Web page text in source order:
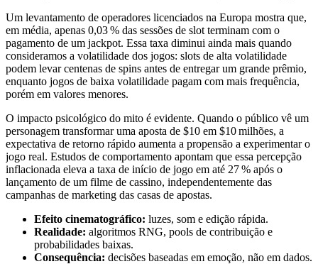
Um levantamento de operadores licenciados na Europa mostra que,
em média, apenas 0,03 % das sessões de slot terminam com o
pagamento de um jackpot. Essa taxa diminui ainda mais quando
consideramos a volatilidade dos jogos: slots de alta volatilidade
podem levar centenas de spins antes de entregar um grande prêmio,
enquanto jogos de baixa volatilidade pagam com mais frequência,
porém em valores menores.
O impacto psicológico do mito é evidente. Quando o público vê um
personagem transformar uma aposta de $10 em $10 milhões, a
expectativa de retorno rápido aumenta a propensão a experimentar o
jogo real. Estudos de comportamento apontam que essa percepção
inflacionada eleva a taxa de início de jogo em até 27 % após o
lançamento de um filme de cassino, independentemente das
campanhas de marketing das casas de apostas.
Efeito cinematográfico: luzes, som e edição rápida.
Realidade: algoritmos RNG, pools de contribuição e
probabilidades baixas.
Consequência: decisões baseadas em emoção, não em dados.